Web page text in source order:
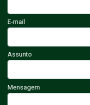
E-mail
Assunto
Mensagem